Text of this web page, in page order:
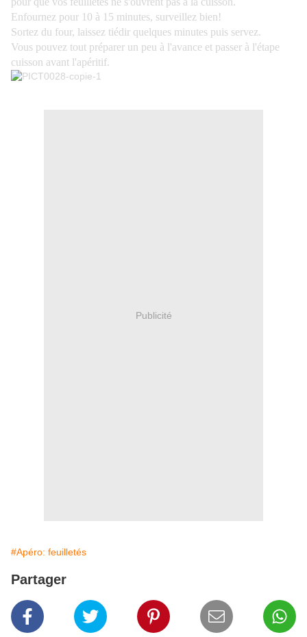
Enfournez pour 10 à 15 minutes, surveillez bien!
Sortez du four, laissez tiédir quelques minutes puis servez.
Vous pouvez tout préparer un peu à l'avance et passer à l'étape
cuisson avant l'apéritif.
Publicité
#Apéro: feuilletés
Partager